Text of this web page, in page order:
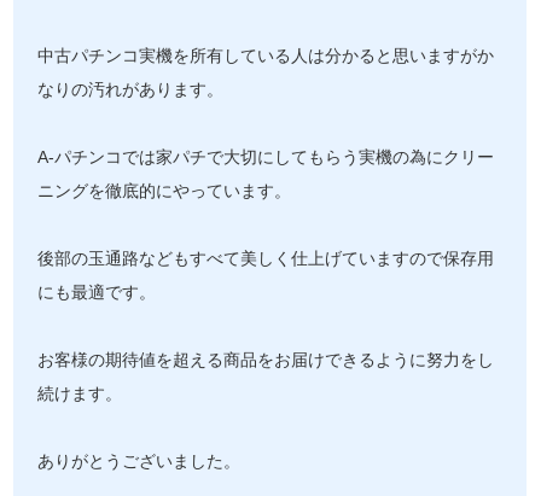
中古パチンコ実機を所有している人は分かると思いますがか
なりの汚れがあります。
A-パチンコでは家パチで大切にしてもらう実機の為にクリー
ニングを徹底的にやっています。
後部の玉通路などもすべて美しく仕上げていますので保存用
にも最適です。
お客様の期待値を超える商品をお届けできるように努力をし
続けます。
ありがとうございました。